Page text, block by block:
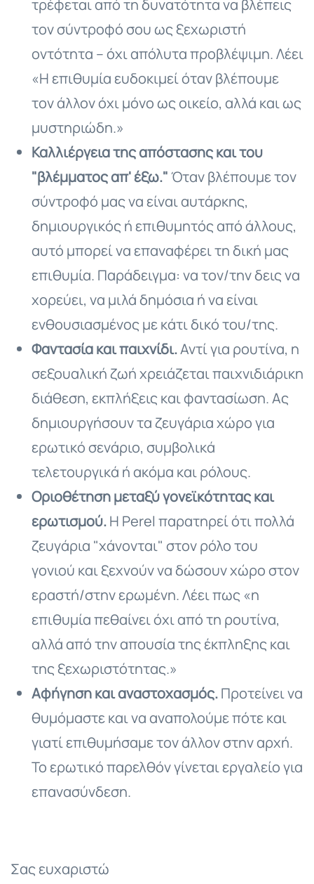
τρέφεται από τη δυνατότητα να βλέπεις
τον σύντροφό σου ως ξεχωριστή
οντότητα – όχι απόλυτα προβλέψιμη. Λέει
«Η επιθυμία ευδοκιμεί όταν βλέπουμε
τον άλλον όχι μόνο ως οικείο, αλλά και ως
μυστηριώδη.»
Καλλιέργεια της απόστασης και του
"βλέμματος απ' έξω."Όταν βλέπουμε τον
σύντροφό μας να είναι αυτάρκης,
δημιουργικός ή επιθυμητός από άλλους,
αυτό μπορεί να επαναφέρει τη δική μας
επιθυμία. Παράδειγμα: να τον/την δεις να
χορεύει, να μιλά δημόσια ή να είναι
ενθουσιασμένος με κάτι δικό του/της.
Φαντασία και παιχνίδι.Αντί για ρουτίνα, η
σεξουαλική ζωή χρειάζεται παιχνιδιάρικη
διάθεση, εκπλήξεις και φαντασίωση. Ας
δημιουργήσουν τα ζευγάρια χώρο για
ερωτικό σενάριο, συμβολικά
τελετουργικά ή ακόμα και ρόλους.
Οριοθέτηση μεταξύ γονεϊκότητας και
ερωτισμού.Η Perel παρατηρεί ότι πολλά
ζευγάρια "χάνονται" στον ρόλο του
γονιού και ξεχνούν να δώσουν χώρο στον
εραστή/στην ερωμένη. Λέει πως «η
επιθυμία πεθαίνει όχι από τη ρουτίνα,
αλλά από την απουσία της έκπληξης και
της ξεχωριστότητας.»
Αφήγηση και αναστοχασμός.Προτείνει να
θυμόμαστε και να αναπολούμε πότε και
γιατί επιθυμήσαμε τον άλλον στην αρχή.
Το ερωτικό παρελθόν γίνεται εργαλείο για
επανασύνδεση.
Σας ευχαριστώ